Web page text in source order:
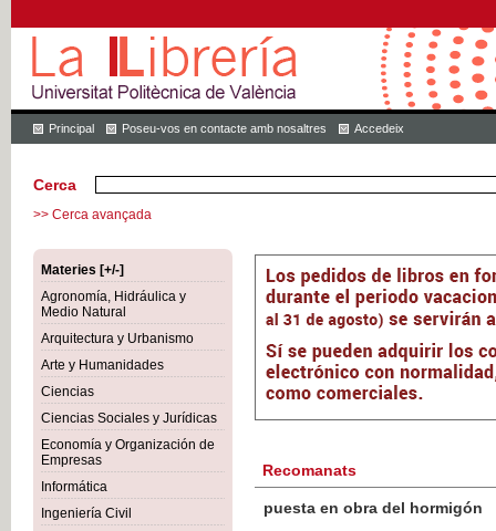
Principal Poseu-vos en contacte amb nosaltres Accedeix
Cerca
>> Cerca avançada
Materies [+/-]
Agronomía, Hidráulica y
Medio Natural
Arquitectura y Urbanismo
Arte y Humanidades
Ciencias
Ciencias Sociales y Jurídicas
Economía y Organización de
Empresas
Informática
Ingeniería Civil
Recomanats
Botánica Agroalimentaria